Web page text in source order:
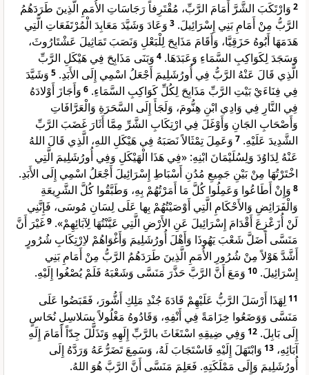
2 وَارْتَكَبَ الشَّرَّ أَمَامَ الرَّبِّ، مُقْتَرِفاً رَجَاسَاتِ الأُمَمِ الَّذِينَ طَرَدَهُمُ
الرَّبُّ مِنْ أَمَامِ بَنِي إِسْرَائِيلَ. 3 وَعَادَ وَشَيَّدَ مَعَابِدَ الْمُرْتَفَعَاتِ الَّتِي
هَدَمَهَا أَبُوهُ حَزَقِيَّا، وَأَقَامَ مَذَابِحَ لِلْبَعْلِ وَنَصَبَ تَمَاثِيلَ عَشْتَارُوثَ،
وَسَجَدَ لِكَوَاكِبِ السَّمَاءِ وَعَبَدَهَا. 4 وَبَنَى مَذَابِحَ فِي هَيْكَلِ الرَّبِّ
الَّذِي قَالَ عَنْهُ الرَّبُّ فِي أُورُشَلِيمَ أَجْعَلُ اسْمِي إِلَى الأَبَدِ. 5 وَشَيَّدَ
فِي فِنَاءَيْ بَيْتِ الرَّبِّ مَذَابِحَ لِكُلِّ كَوَاكِبِ السَّمَاءِ. 6 وَأَجَازَ أَوْلادَهُ
فِي النَّارِ فِي وَادِي ابْنِ هِنُّومَ، وَلَجَأَ إِلَى السَّحَرَةِ وَالْعَرَّافَاتِ
وَأَصْحَابِ الجَانِ وَأَوْغَلَ فِي ارْتِكَابِ الشَّرِّ مِمَّا أَثَارَ غَضَبَ الرَّبِّ
الشَّدِيدَ عَلَيْهِ. 7 وَعَمِلَ تِمْثَالاً نَصَبَهُ فِي هَيْكَلِ اللهِ، الَّذِي قَالَ اللهُ
عَنْهُ لِدَاوُدَ وَلِسُلَيْمَانَ ابْنِهِ: «فِي هَذَا الْهَيْكَلِ وَفِي أُورُشَلِيمَ الَّتِي
اخْتَرْتُهَا مِنْ بَيْنِ جَمِيعِ مُدُنِ أَسْبَاطِ إِسْرَائِيلَ أَجْعَلُ اسْمِي إِلَى الأَبَدِ.
8 وَإِنْ أَطَاعُوا وَعَمِلُوا كُلَّ مَا أَمَرْتُهُمْ بِهِ، وَطَبَّقُوا كُلَّ الشَّرِيعَةِ
وَالْفَرَائِضِ وَالأَحْكَامِ الَّتِي أَوْصَيْتُهُمْ بِها عَلَى لِسَانِ مُوسَى، فَإِنَّنِي
لَنْ أُزَعْزِعَ أَقْدَامَ إِسْرَائِيلَ عَنِ الأَرْضِ الَّتِي عَيَّنْتُهَا لِآبَائِهِمْ». 9غَيْرَ أَنَّ
مَنَسَّى أَضَلَّ شَعْبَ يَهُوذَا وَأَهْلَ أُورُشَلِيمَ وَأَغْوَاهُمْ لاِرْتِكَابِ شُرُورٍ
أَشَّدَّ هَوْلاً مِنْ شُرُورِ الأُمَمِ الَّذِينَ طَرَدَهُمُ الرَّبُّ مِنْ أَمَامِ بَنِي
إِسْرَائِيلَ. 10 وَمَعَ أَنَّ الرَّبَّ حَذَّرَ مَنَسَّى وَشَعْبَهُ فَلَمْ يُصْغُوا إِلَيْهِ.
11 لِهَذَا أَرْسَلَ الرَّبُّ عَلَيْهِمْ قَادَةَ جُنْدِ مَلِكِ أَشُّورَ، فَقَبَضُوا عَلَى
مَنَسَّى وَوَضَعُوا خِزَامَةً فِي أَنْفِهِ، وَقَادُوهُ مَغْلُولاً بِسَلاسِلِ نُحَاسٍ
إِلَى بَابِلَ. 12 وَفِي ضِيقِهِ اسْتَغَاثَ بالرَّبِّ إِلَهِهِ وَتَذَلَّلَ جِدّاً أَمَامَ إِلَهِ
آبَائِهِ، 13 وَابْتَهَلَ إِلَيْهِ فَاسْتَجَابَ لَهُ، وَسَمِعَ تَضَرُّعَهُ وَرَدَّهُ إِلَى
أُورُشَلِيمَ وَإِلَى مَمْلَكَتِهِ. فَعَلِمَ مَنَسَّى أَنَّ الرَّبَّ هُوَ اللهُ.